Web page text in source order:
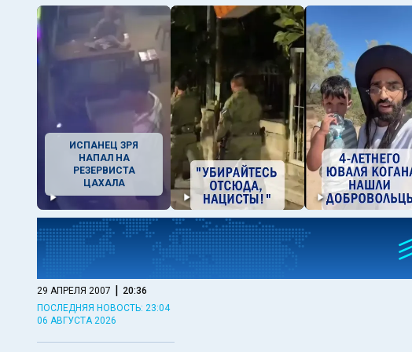
ИСПАНЕЦ ЗРЯ
НАПАЛ НА
РЕЗЕРВИСТА
ЦАХАЛА
29 АПРЕЛЯ 2007 | 20:36
ПОСЛЕДНЯЯ НОВОСТЬ: 23:04
06 АВГУСТА 2026